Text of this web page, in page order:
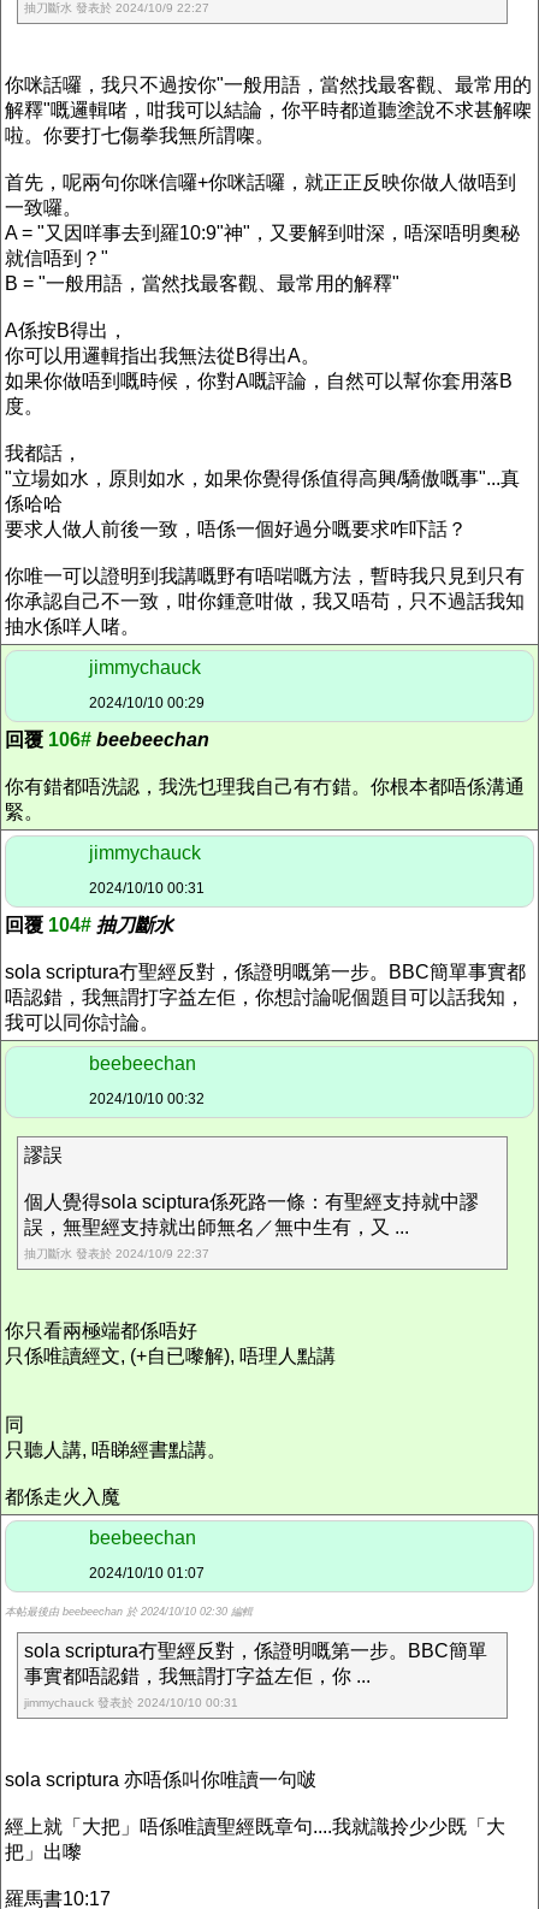
抽刀斷水 發表於 2024/10/9 22:27
你咪話囉，我只不過按你"一般用語，當然找最客觀、最常用的
解釋"嘅邏輯啫，咁我可以結論，你平時都道聽塗說不求甚解㗎
啦。你要打七傷拳我無所謂㗎。
首先，呢兩句你咪信囉+你咪話囉，就正正反映你做人做唔到
一致囉。
A = "又因咩事去到羅10:9"神"，又要解到咁深，唔深唔明奧秘
就信唔到？"
B = "一般用語，當然找最客觀、最常用的解釋"
A係按B得出，
你可以用邏輯指出我無法從B得出A。
如果你做唔到嘅時候，你對A嘅評論，自然可以幫你套用落B
度。
我都話，
"立場如水，原則如水，如果你覺得係值得高興/驕傲嘅事"...真
係哈哈
要求人做人前後一致，唔係一個好過分嘅要求咋吓話？
你唯一可以證明到我講嘅野有唔啱嘅方法，暫時我只見到只有
你承認自己不一致，咁你鍾意咁做，我又唔苟，只不過話我知
抽水係咩人啫。
jimmychauck
2024/10/10 00:29
回覆 106# beebeechan
你有錯都唔洗認，我洗乜理我自己有冇錯。你根本都唔係溝通
緊。
jimmychauck
2024/10/10 00:31
回覆 104# 抽刀斷水
sola scriptura冇聖經反對，係證明嘅第一步。BBC簡單事實都
唔認錯，我無謂打字益左佢，你想討論呢個題目可以話我知，
我可以同你討論。
beebeechan
2024/10/10 00:32
謬誤
個人覺得sola sciptura係死路一條：有聖經支持就中謬
誤，無聖經支持就出師無名／無中生有，又 ...
抽刀斷水 發表於 2024/10/9 22:37
你只看兩極端都係唔好
只係唯讀經文, (+自已嚟解), 唔理人點講
同
只聽人講, 唔睇經書點講。
都係走火入魔
beebeechan
2024/10/10 01:07
本帖最後由 beebeechan 於 2024/10/10 02:30 編輯
sola scriptura冇聖經反對，係證明嘅第一步。BBC簡單
事實都唔認錯，我無謂打字益左佢，你 ...
jimmychauck 發表於 2024/10/10 00:31
sola scriptura 亦唔係叫你唯讀一句啵
經上就「大把」唔係唯讀聖經既章句....我就識拎少少既「大
把」出嚟
羅馬書10:17